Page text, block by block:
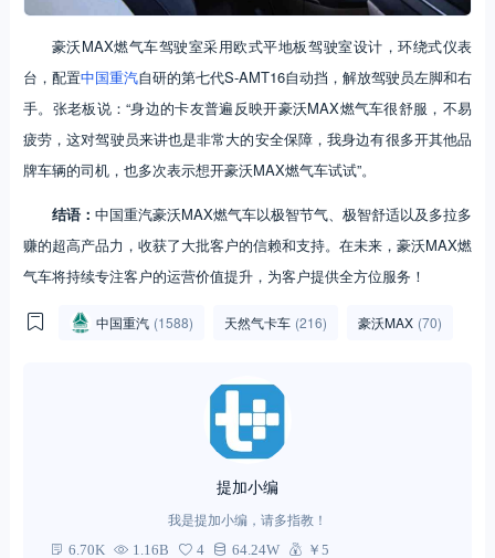
豪沃MAX燃气车驾驶室采用欧式平地板驾驶室设计，环绕式仪表
台，配置中国重汽自研的第七代S-AMT16自动挡，解放驾驶员左脚和右
手。张老板说：“身边的卡友普遍反映开豪沃MAX燃气车很舒服，不易
疲劳，这对驾驶员来讲也是非常大的安全保障，我身边有很多开其他品
牌车辆的司机，也多次表示想开豪沃MAX燃气车试试”。
结语： 中国重汽豪沃MAX燃气车以极智节气、极智舒适以及多拉多
赚的超高产品力，收获了大批客户的信赖和支持。在未来，豪沃MAX燃
气车将持续专注客户的运营价值提升，为客户提供全方位服务！
中国重汽 (1588) 天然气卡车 (216) 豪沃MAX (70)
提加小编
我是提加小编，请多指教！
6.70K 1.16B 4 64.24W ￥5